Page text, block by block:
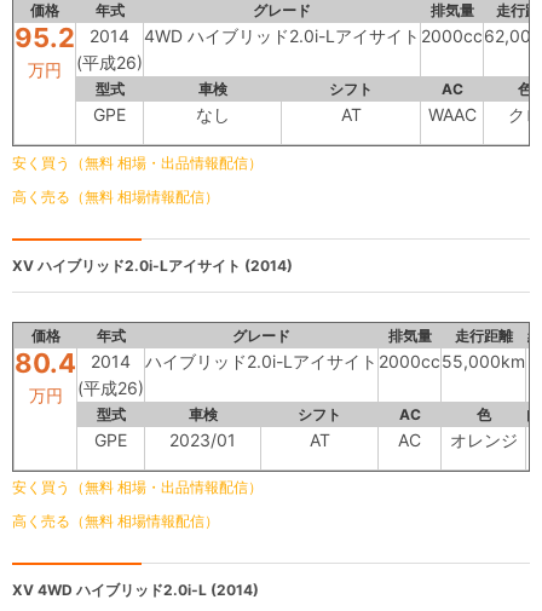
価格 年式 グレード 排気量 走行
95.2
万円
2014
(平成26)
4WD ハイブリッド2.0i-Lアイサイト 2000cc
型式 車検 シフト AC 色
GPE なし AT WAAC クロ
安く買う（無料 相場・出品情報配信）
高く売る（無料 相場情報配信）
XV ハイブリッド2.0i-Lアイサイト (2014)
価格 年式 グレード 排気量 走行距離
80.4
万円
2014
(平成26)
ハイブリッド2.0i-Lアイサイト 2000cc55,000km
型式 車検 シフト AC 色
GPE 2023/01 AT AC オレンジ
安く買う（無料 相場・出品情報配信）
高く売る（無料 相場情報配信）
XV 4WD ハイブリッド2.0i-L (2014)